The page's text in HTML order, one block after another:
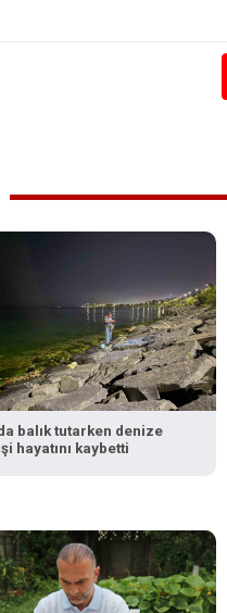
balık tutarken denize
hayatını kaybetti